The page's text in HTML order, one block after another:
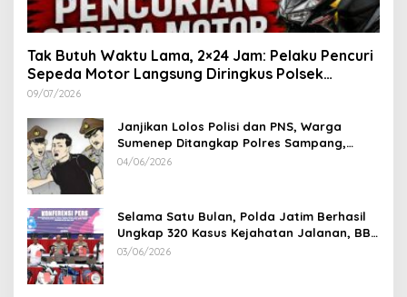
Tak Butuh Waktu Lama, 2×24 Jam: Pelaku Pencuri
Sepeda Motor Langsung Diringkus Polsek
Lenteng di Wilayah Manding
09/07/2026
Janjikan Lolos Polisi dan PNS, Warga
Sumenep Ditangkap Polres Sampang,
Korban Rugi Rp 600 juta
04/06/2026
Selama Satu Bulan, Polda Jatim Berhasil
Ungkap 320 Kasus Kejahatan Jalanan, BB
100 Sepeda Motor dan 12 Mobil Diamankan
03/06/2026